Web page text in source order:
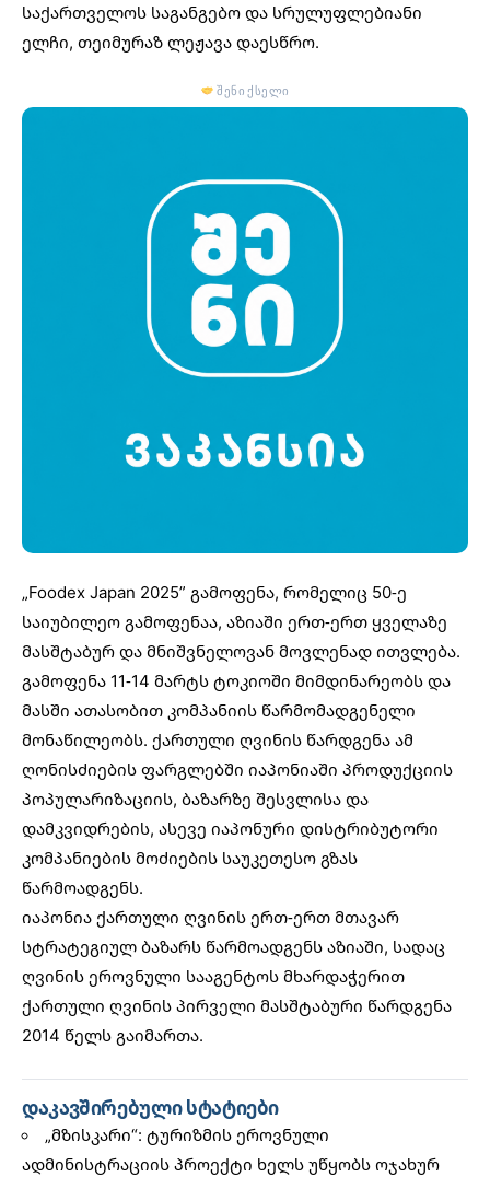
საქართველოს საგანგებო და სრულუფლებიანი
ელჩი, თეიმურაზ ლეჟავა დაესწრო.
შენი ქსელი
„Foodex Japan 2025” გამოფენა, რომელიც 50-ე
საიუბილეო გამოფენაა, აზიაში ერთ-ერთ ყველაზე
მასშტაბურ და მნიშვნელოვან მოვლენად ითვლება.
გამოფენა 11-14 მარტს ტოკიოში მიმდინარეობს და
მასში ათასობით კომპანიის წარმომადგენელი
მონაწილეობს. ქართული ღვინის წარდგენა ამ
ღონისძიების ფარგლებში იაპონიაში პროდუქციის
პოპულარიზაციის, ბაზარზე შესვლისა და
დამკვიდრების, ასევე იაპონური დისტრიბუტორი
კომპანიების მოძიების საუკეთესო გზას
წარმოადგენს.
იაპონია ქართული ღვინის ერთ-ერთ მთავარ
სტრატეგიულ ბაზარს წარმოადგენს აზიაში, სადაც
ღვინის ეროვნული სააგენტოს მხარდაჭერით
ქართული ღვინის პირველი მასშტაბური წარდგენა
2014 წელს გაიმართა.
დაკავშირებული სტატიები
„მზისკარი“: ტურიზმის ეროვნული
ადმინისტრაციის პროექტი ხელს უწყობს ოჯახურ